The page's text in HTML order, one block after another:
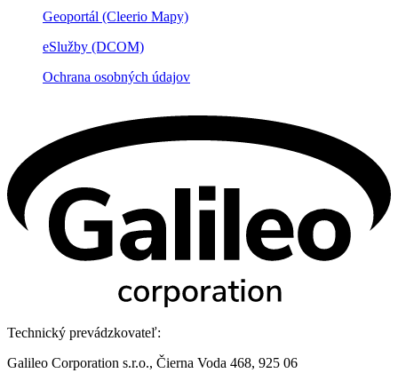
Geoportál (Cleerio Mapy)
eSlužby (DCOM)
Ochrana osobných údajov
Technický prevádzkovateľ:
Galileo Corporation s.r.o., Čierna Voda 468, 925 06